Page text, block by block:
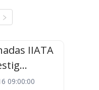
IIATA
09:00:00